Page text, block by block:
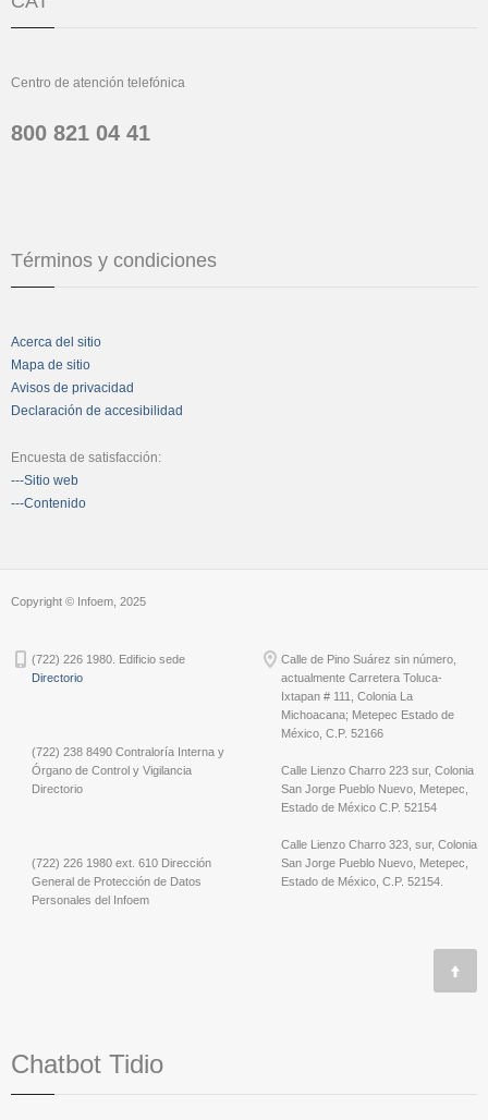
Centro de atención telefónica
800 821 04 41
Términos y condiciones
Acerca del sitio
Mapa de sitio
Avisos de privacidad
Declaración de accesibilidad
Encuesta de satisfacción:
---Sitio web
---Contenido
Copyright © Infoem, 2025
(722) 226 1980. Edificio sede
Directorio
(722) 238 8490 Contraloría Interna y
Órgano de Control y Vigilancia
Directorio
(722) 226 1980 ext. 610 Dirección
General de Protección de Datos
Personales del Infoem
Calle de Pino Suárez sin número,
actualmente Carretera Toluca-
Ixtapan # 111, Colonia La
Michoacana; Metepec Estado de
México, C.P. 52166
Calle Lienzo Charro 223 sur, Colonia
San Jorge Pueblo Nuevo, Metepec,
Estado de México C.P. 52154
Calle Lienzo Charro 323, sur, Colonia
San Jorge Pueblo Nuevo, Metepec,
Estado de México, C.P. 52154.
Chatbot Tidio